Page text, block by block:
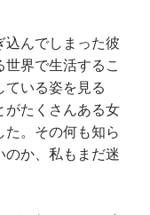
んでしまった彼
界で生活するこ
いる姿を見る
がたくさんある女
。その何も知ら
か、私もまだ迷